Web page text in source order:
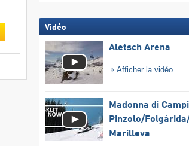
Vidéo
Aletsch Arena
Afficher la vidéo
Madonna di
Pinzolo/​
Marilleva